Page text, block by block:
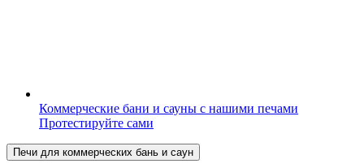
Коммерческие бани и сауны с нашими печами
Протестируйте сами
Печи для коммерческих бань и саун